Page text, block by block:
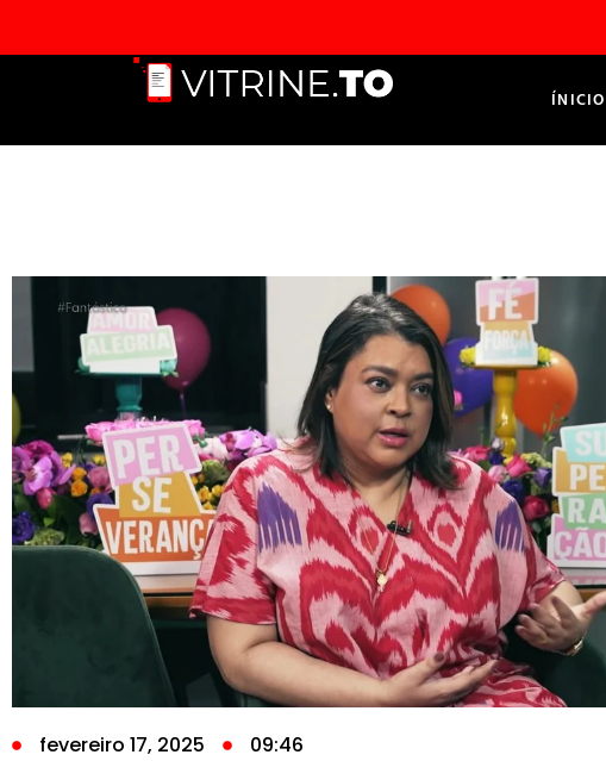
ÍNICIO
fevereiro 17, 2025 09:46